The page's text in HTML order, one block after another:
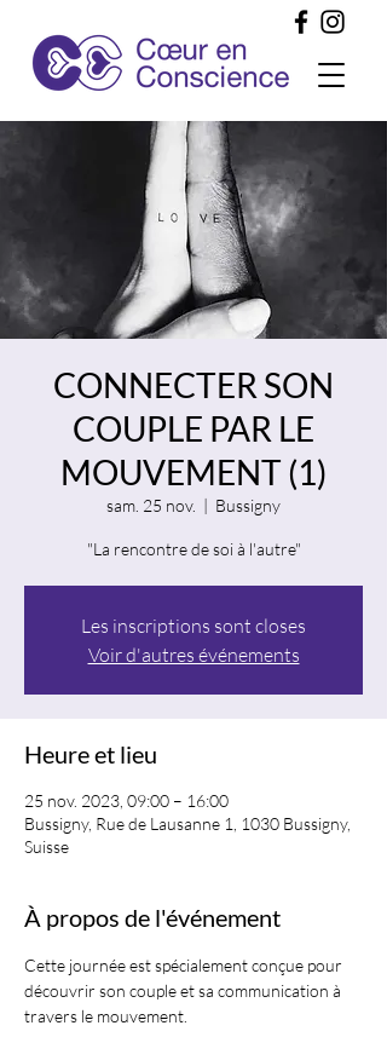
CONNECTER SON
COUPLE PAR LE
MOUVEMENT (1)
sam. 25 nov.
  |
Bussigny
"La rencontre de soi à l'autre"
Les inscriptions sont closes
Voir d'autres événements
Heure et lieu
25 nov. 2023, 09:00 – 16:00
Bussigny, Rue de Lausanne 1, 1030 Bussigny,
Suisse
À propos de l'événement
Cette journée est spécialement conçue pour
découvrir son couple et sa communication à
travers le mouvement.